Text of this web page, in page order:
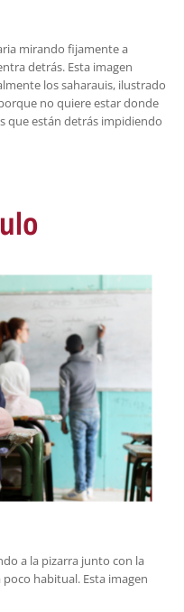
mirando fijamente a
detrás. Esta imagen
los saharauis, ilustrado
no quiere estar donde
que están detrás impidiendo
a la pizarra junto con la
habitual. Esta imagen